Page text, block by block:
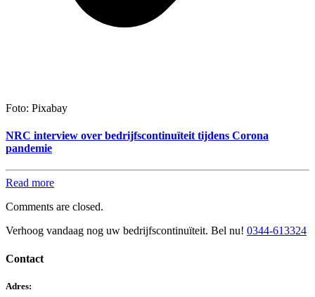
Foto: Pixabay
NRC interview over bedrijfscontinuïteit tijdens Corona
pandemie
Read more
Comments are closed.
Verhoog vandaag nog uw bedrijfscontinuïteit. Bel nu! 0344-613324
Contact
Adres: